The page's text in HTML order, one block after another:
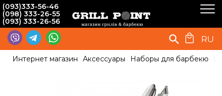
(093)333-56-46
(098) 333-26-55
(093) 333-26-56
RU
Интернет магазин Аксессуары Наборы для барбекю